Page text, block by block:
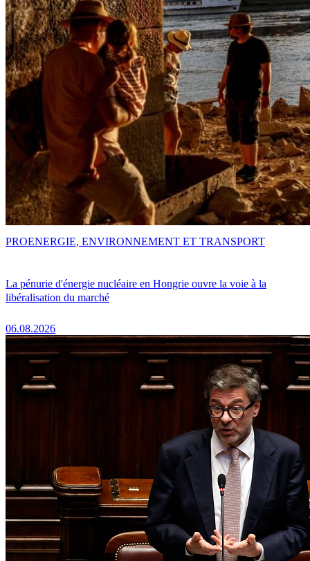
La pénurie d'énergie nucléaire en Hongrie ouvre la voie à la
libéralisation du marché
06.08.2026
PROENERGIE, ENVIRONNEMENT ET TRANSPORT